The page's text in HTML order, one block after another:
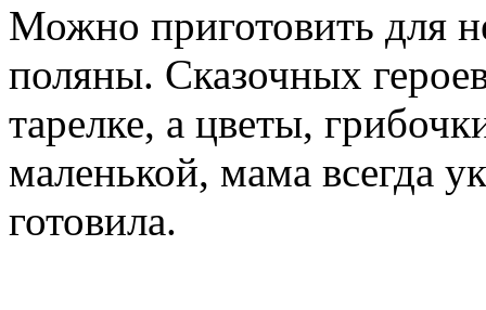
Можно приготовить для
поляны. Сказочных
тарелке, а цветы,
маленькой, мама всегда
готовила.